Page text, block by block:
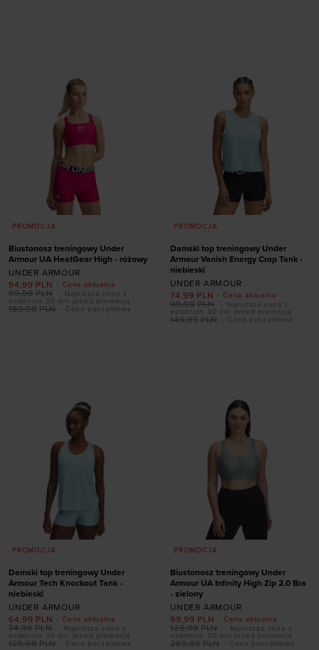
PROMOCJA
Biustonosz treningowy Under
Armour UA HeatGear High - różowy
UNDER ARMOUR
- Cena aktualna
94,99 PLN
- Cena początkowa
189,99 PLN
99,99 PLN
- Najniższa cena z
ostatnich 30 dni przed promocją
PROMOCJA
Damski top treningowy Under
Armour Vanish Energy Crop Tank -
niebieski
UNDER ARMOUR
- Cena aktualna
74,99 PLN
- Cena początkowa
149,99 PLN
99,99 PLN
- Najniższa cena z
ostatnich 30 dni przed promocją
PROMOCJA
Damski top treningowy Under
Armour Tech Knockout Tank -
niebieski
UNDER ARMOUR
- Cena aktualna
64,99 PLN
- Cena początkowa
129,99 PLN
74,99 PLN
- Najniższa cena z
ostatnich 30 dni przed promocją
PROMOCJA
Biustonosz treningowy Under
Armour UA Infinity High Zip 2.0 Bra
- zielony
UNDER ARMOUR
- Cena aktualna
99,99 PLN
- Cena początkowa
269,99 PLN
129,99 PLN
- Najniższa cena z
ostatnich 30 dni przed promocją